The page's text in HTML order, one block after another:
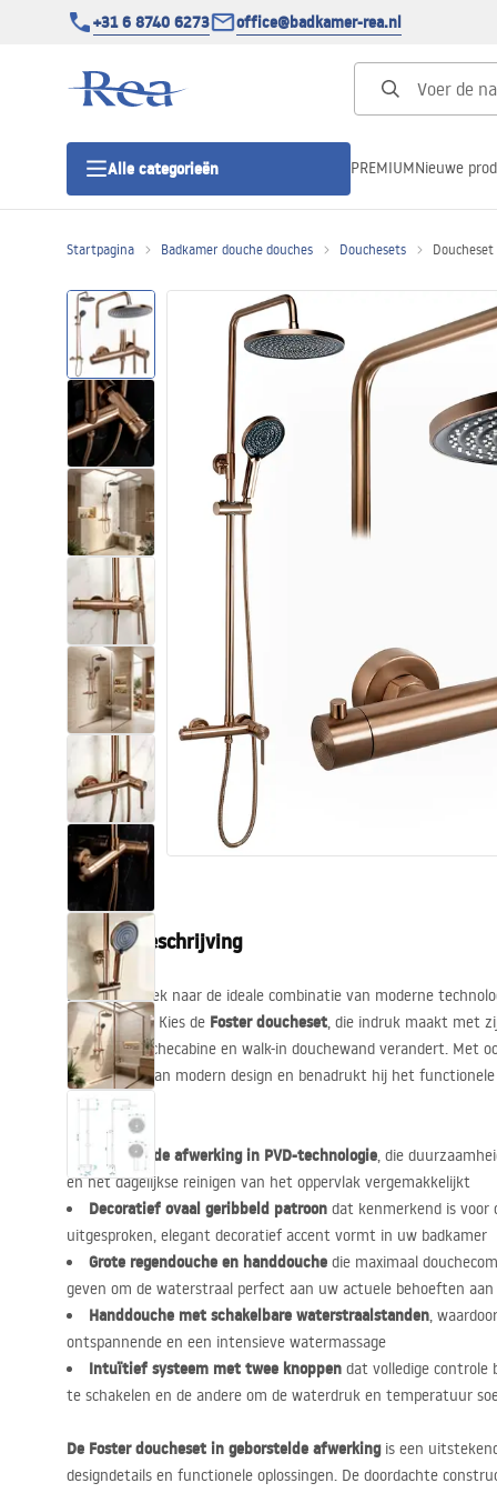
+31 6 8740 6273 office@badkamer-rea.nl
Alle categorieën
Douchedeur
Lineaire Douchegoten
Toiletten
Wastafels
Baden en badwanden
Kranen
Douches
Keuken
Badkameraccessoires
PREMIUMNieuwe
Startpagina Badkamer douche douches Douchesets Doucheset
Productbeschrijving
Bent u op zoek naar de ideale combinatie van moderne
douchezone? Kies de Foster doucheset, die indruk maakt met
van elke douchecabine en walk-in douchewand verandert. Met
de essentie van modern design en benadrukt hij het
douchezone.
Geborstelde afwerking in PVD-technologie, die
en het dagelijkse reinigen van het oppervlak vergemakkelijkt
Decoratief ovaal geribbeld patroon dat kenmerkend is voor
uitgesproken, elegant decoratief accent vormt in uw badkamer
Grote regendouche en handdouche die maximaal
geven om de waterstraal perfect aan uw actuele behoeften aan
Handdouche met schakelbare waterstraalstanden,
ontspannende en een intensieve watermassage
Intuïtief systeem met twee knoppen dat volledige controle
te schakelen en de andere om de waterdruk en temperatuur
De Foster doucheset in geborstelde afwerkingis een
designdetails en functionele oplossingen. De doordachte